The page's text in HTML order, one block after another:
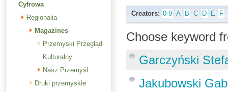
Cyfrowa
Regionalia
Magazines
Przemyski Przegląd
Kulturalny
Nasz Przemyśl
Druki przemyskie
Creators: 0-9 A B C D E F
Choose keyword
Garczyński
Jakubowski